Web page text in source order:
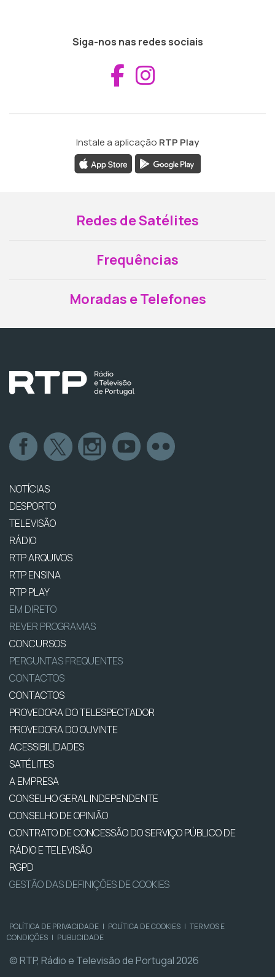
Siga-nos nas redes sociais
Aceder ao
Instale a aplicação RTP Play
Redes de Satélites
Frequências
Moradas e Telefones
NOTÍCIAS
DESPORTO
TELEVISÃO
RÁDIO
RTP ARQUIVOS
RTP ENSINA
RTP PLAY
EM DIRETO
REVER PROGRAMAS
CONCURSOS
PERGUNTAS FREQUENTES
CONTACTOS
CONTACTOS
PROVEDORA DO TELESPECTADOR
PROVEDORA DO OUVINTE
ACESSIBILIDADES
SATÉLITES
A EMPRESA
CONSELHO GERAL INDEPENDENTE
CONSELHO DE OPINIÃO
CONTRATO DE CONCESSÃO DO SERVIÇO PÚBLICO DE
RÁDIO E TELEVISÃO
RGPD
GESTÃO DAS DEFINIÇÕES DE COOKIES
POLÍTICA DE PRIVACIDADE | POLÍTICA DE COOKIES | TERMOS E
CONDIÇÕES | PUBLICIDADE
© RTP, Rádio e Televisão de Portugal 2026